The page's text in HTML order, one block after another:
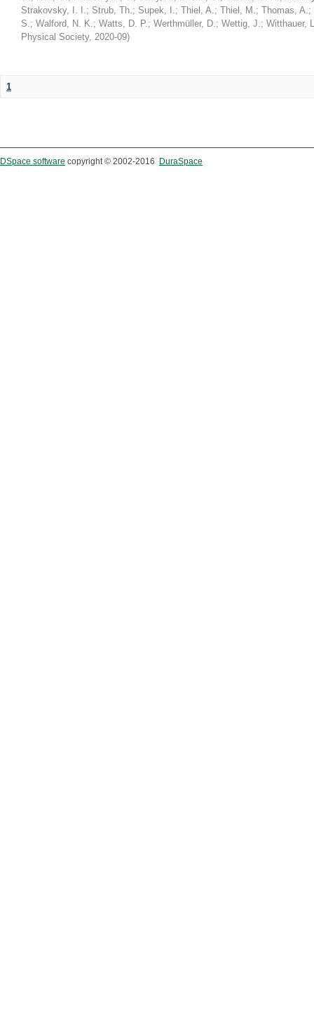
Strakovsky, I. I.; Strub, Th.; Supek, I.; Thiel, A.; Thiel, M.; Thomas, A.;
S.; Walford, N. K.; Watts, D. P.; Werthmüller, D.; Wettig, J.; Witthauer,
Physical Society, 2020-09)
1
DSpace software copyright © 2002-2016 DuraSpace